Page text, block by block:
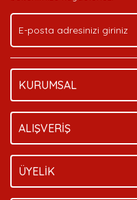
Bu ürüne benzer farklı
KURUMSAL
ALIŞVERİŞ
ÜYELİK